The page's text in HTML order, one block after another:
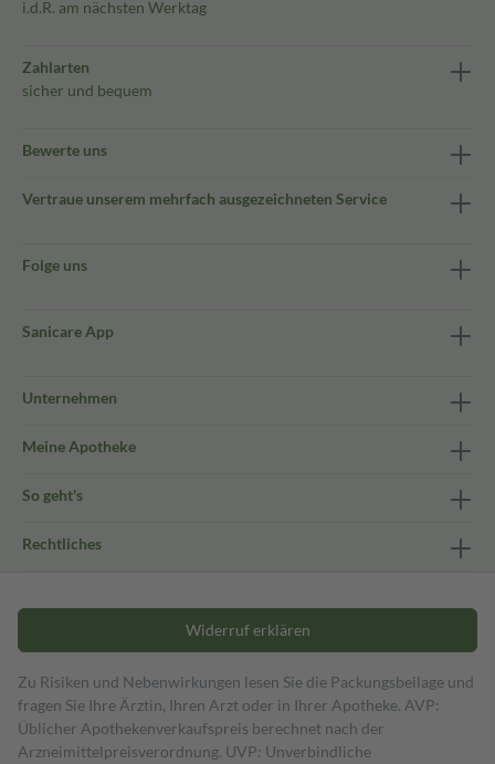
i.d.R. am nächsten Werktag
Zahlarten
sicher und bequem
Bewerte uns
Vertraue unserem mehrfach ausgezeichneten Service
Folge uns
Sanicare App
Unternehmen
Meine Apotheke
So geht's
Rechtliches
Widerruf erklären
Zu Risiken und Nebenwirkungen lesen Sie die Packungsbeilage und
fragen Sie Ihre Ärztin, Ihren Arzt oder in Ihrer Apotheke. AVP:
Üblicher Apothekenverkaufspreis berechnet nach der
Arzneimittelpreisverordnung. UVP: Unverbindliche